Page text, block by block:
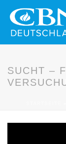
SUCHT –